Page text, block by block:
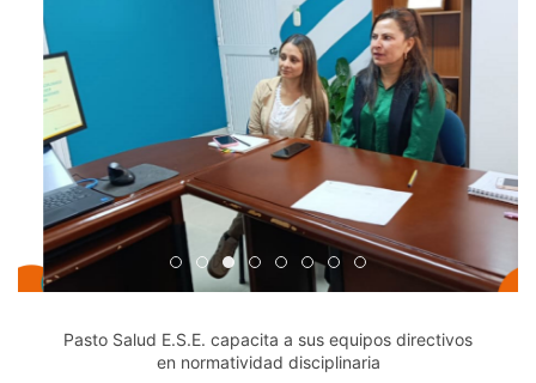
Edicto Emplazatorio a los Afiliados en el Régimen
Pasto Salud ESE lidera gestión institucional
Pasto Salud E.S.E. capacita a sus equipos
Último día para inscripciones en
Viceministro garantiza
Mil pesos que salvan vidas:
Cápsula 18-26 - Reporte
Cápsula 17-26 -
Pasto Salud E.S.E. capacita a sus equipos directivos
en normatividad disciplinaria